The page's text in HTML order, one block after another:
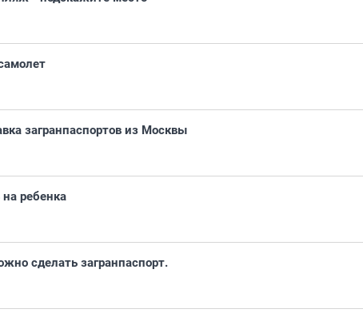
загранпаспортов из Москвы
ребенка
сделать загранпаспорт.